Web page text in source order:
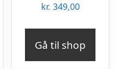
kr. 349,00
Gå til shop